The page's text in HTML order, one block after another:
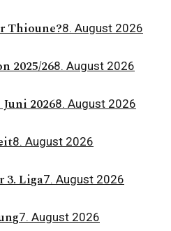
Thioune?8. August 2026
2025/268. August 2026
20268. August 2026
8. August 2026
Liga7. August 2026
7. August 2026